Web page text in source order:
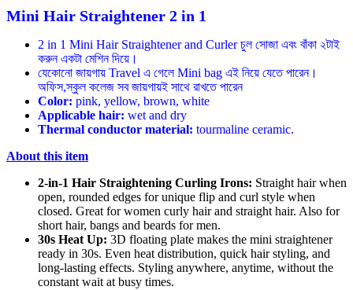
Mini Hair Straightener 2 in 1
2 in 1 Mini Hair Straightener and Curler চুল সোজা এবং বাঁকা ২টাই
করুন একটা মেশিন দিয়ে।
যেকোনো জায়গায় Travel এ গেলে Mini bag এই নিয়ে যেতে পারেন।
অফিস,স্কুল কলেজ সব জায়গায়ই সাথে রাখতে পারেন
Color: pink, yellow, brown, white
Applicable hair: wet and dry
Thermal conductor material: tourmaline ceramic.
About this item
2-in-1 Hair Straightening Curling Irons: Straight hair when
open, rounded edges for unique flip and curl style when
closed. Great for women curly hair and straight hair. Also for
short hair, bangs and beards for men.
30s Heat Up: 3D floating plate makes the mini straightener
ready in 30s. Even heat distribution, quick hair styling, and
long-lasting effects. Styling anywhere, anytime, without the
constant wait at busy times.